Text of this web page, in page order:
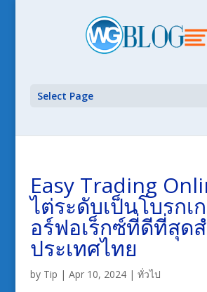
Select Page
Easy Trading
ไต่ระดับเป็นโบรกเก
อร์ฟอเร็กซ์ที่ดีที่สุด
ประเทศไทย
by Tip | Apr 10, 2024| ทั่วไป